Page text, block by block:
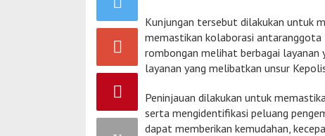
Kunjungan tersebut dilakukan untuk
memastikan kolaborasi
rombongan melihat berbagai layanan
layanan yang melibatkan unsur
Peninjauan dilakukan untuk
serta mengidentifikasi peluang
dapat memberikan kemudahan,